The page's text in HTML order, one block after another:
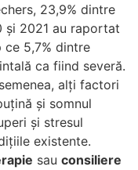
23,9% dintre
2021 au raportat
5,7% dintre
ca fiind severă.
alți factori
și somnul
și stresul
existente.
sau consiliere